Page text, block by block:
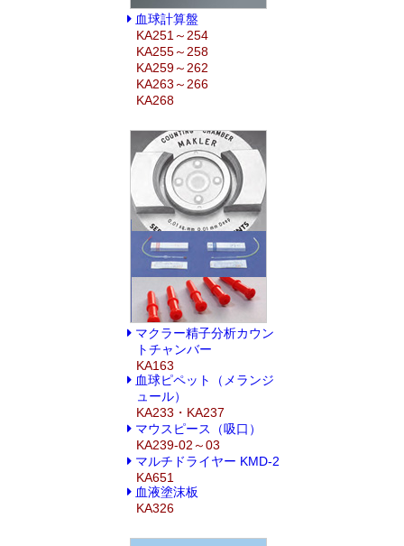
血球計算盤
KA251～254
KA255～258
KA259～262
KA263～266
KA268
マクラー精子分析カウン
トチャンバー
KA163
血球ピペット（メランジ
ュール）
KA233・KA237
マウスピース（吸口）
KA239-02～03
マルチドライヤー KMD-2
KA651
血液塗沫板
KA326